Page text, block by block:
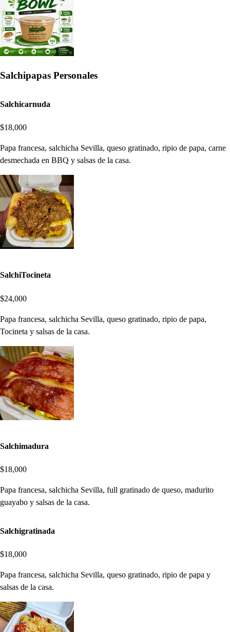
Salchipapas Personales
Salchicarnuda
$18,000
Papa francesa, salchicha Sevilla, queso gratinado, ripio de papa, carne
desmechada en BBQ y salsas de la casa.
SalchiTocineta
$24,000
Papa francesa, salchicha Sevilla, queso gratinado, ripio de papa,
Tocineta y salsas de la casa.
Salchimadura
$18,000
Papa francesa, salchicha Sevilla, full gratinado de queso, madurito
guayabo y salsas de la casa.
Salchigratinada
$18,000
Papa francesa, salchicha Sevilla, queso gratinado, ripio de papa y
salsas de la casa.